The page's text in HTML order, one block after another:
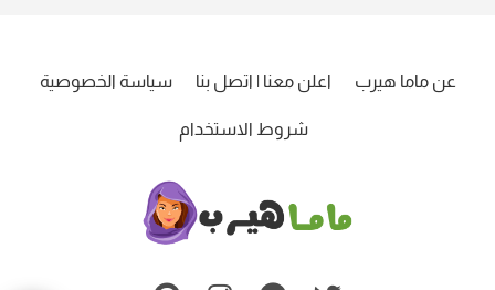
عن ماما هيرب اعلن معنا | اتصل بنا سياسة الخصوصية
شروط الاستخدام